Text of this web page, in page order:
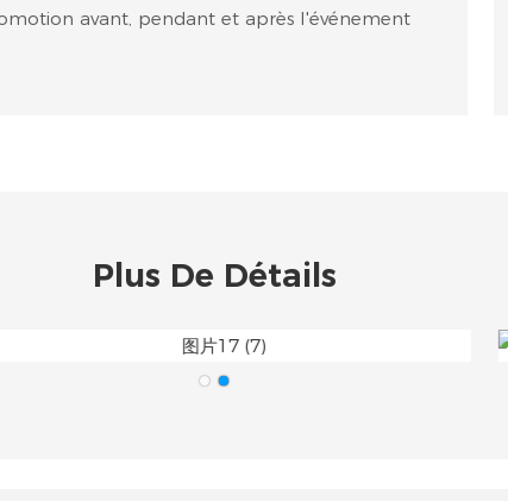
avant, pendant et après l'événement
Plus De Détails